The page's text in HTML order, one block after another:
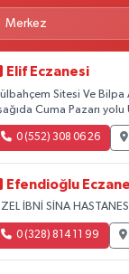
Elif Eczanesi
Sitesi Ve
Cuma Pazarı yolu
0 (552) 308 06 26
Efendioğlu
İBNİ SİNA
0 (328) 814 11 99